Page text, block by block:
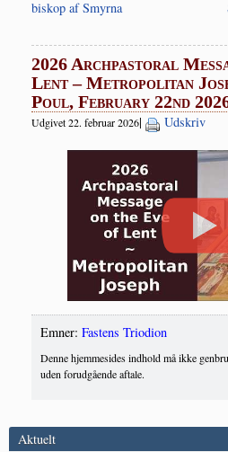
biskop af Smyrna
2026 Archpastoral
Lent – Metropolitan
Poul, February 22nd
Udgivet 22. februar 2026| Udskriv
Emner: Fastens Triodion
Denne hjemmesides indhold må ikke
uden forudgående aftale.
Aktuelt